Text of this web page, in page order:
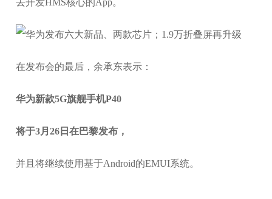
去开发HMS核心的App。
在发布会的最后，余承东表示：
华为新款5G旗舰手机P40
将于3月26日在巴黎发布，
并且将继续使用基于Android的EMUI系统。